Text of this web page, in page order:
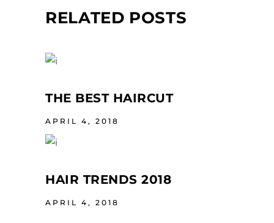
RELATED POSTS
THE BEST HAIRCUT
APRIL 4, 2018
HAIR TRENDS 2018
APRIL 4, 2018